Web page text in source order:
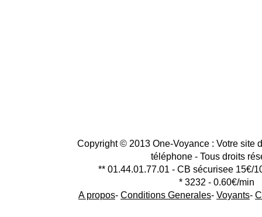
Copyright © 2013 One-Voyance : Votre site
téléphone - Tous droits
** 01.44.01.77.01 - CB sécurisee 15€/
* 3232 - 0.60€/min
A propos- Conditions Generales- Voyants-